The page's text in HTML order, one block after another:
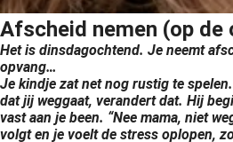
Afscheid nemen (op de
Het is dinsdagochtend. Je neemt
opvang…
Je kindje zat net nog rustig te
dat jij weggaat, verandert dat. Hij
vast aan je been. “Nee mama, niet
volgt en je voelt de stress oplopen,
kan de
niet
worden